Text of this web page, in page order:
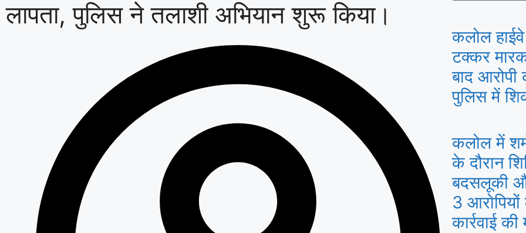
लापता, पुलिस ने तलाशी अभियान शुरू किया।
कलोल
टक्कर
बाद आरोपी
पुलिस में
कलोल में
के दौरान
बदसलूकी
3
कार्रवाई की